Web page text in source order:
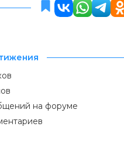
на форуме